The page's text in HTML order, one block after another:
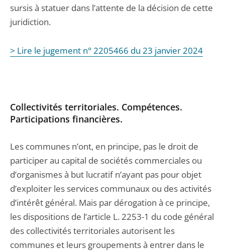
sursis à statuer dans l’attente de la décision de cette
juridiction.
> Lire le jugement n° 2205466 du 23 janvier 2024
Collectivités territoriales. Compétences.
Participations financières.
Les communes n’ont, en principe, pas le droit de
participer au capital de sociétés commerciales ou
d’organismes à but lucratif n’ayant pas pour objet
d’exploiter les services communaux ou des activités
d’intérêt général. Mais par dérogation à ce principe,
les dispositions de l’article L. 2253-1 du code général
des collectivités territoriales autorisent les
communes et leurs groupements à entrer dans le